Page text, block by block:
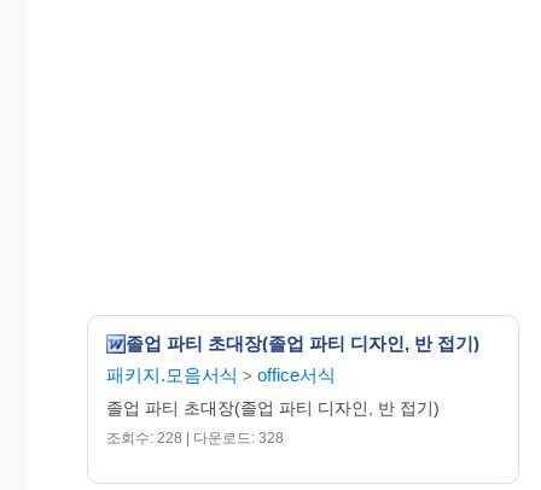
졸업 파티 초대장(졸업 파티 디자인, 반 접기)
패키지.모음서식 > office서식
졸업 파티 초대장(졸업 파티 디자인, 반 접기)
조회수: 228 | 다운로드: 328